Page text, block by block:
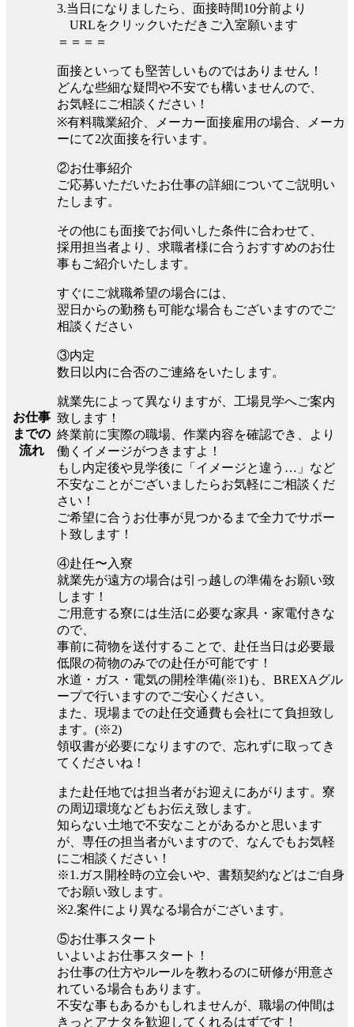
お仕事
までの
流れ
3.当日になりましたら、面接時間10分前より
URLをクリックいただきご入室願います
＝＝＝＝
面接といっても堅苦しいものではありません！
どんな些細な疑問や不安でも構いませんので、
お気軽にご相談ください！
※有料職業紹介、メーカー面接雇用の場合、メーカ
ーにて2次面接を行います。
②お仕事紹介
ご応募いただいたお仕事の詳細についてご説明い
たします。
その他にも面接でお伺いした条件に合わせて、
採用担当者より、求職者様に合うおすすめのお仕
事もご紹介いたします。
すぐにご就職希望の場合には、
翌日からの勤務も可能な場合もございますのでご
相談ください
③内定
数日以内に合否のご連絡をいたします。
就業先によって異なりますが、工場見学へご案内
致します！
終業前に実際の職場、作業内容を確認でき、より
働くイメージがつきますよ！
もし内定後や見学後に「イメージと違う…」など
不安なことがございましたらお気軽にご相談くだ
さい！
ご希望に合うお仕事が見つかるまで全力でサポー
ト致します！
④赴任〜入寮
就業先が遠方の場合は引っ越しの準備をお願い致
します！
ご用意する寮には生活に必要な家具・家電付きな
ので、
事前に荷物を送付することで、赴任当日は必要最
低限の荷物のみでの赴任が可能です！
水道・ガス・電気の開栓準備(※1)も、BREXAグル
ープで行いますのでご安心ください。
また、現場までの赴任交通費も会社にて負担致し
ます。(※2)
領収書が必要になりますので、忘れずに取ってき
てくださいね！
また赴任地では担当者がお迎えにあがります。寮
の周辺環境などもお伝え致します。
知らない土地で不安なことがあるかと思います
が、専任の担当者がいますので、なんでもお気軽
にご相談ください！
※1.ガス開栓時の立会いや、書類契約などはご自身
でお願い致します。
※2.案件により異なる場合がございます。
⑤お仕事スタート
いよいよお仕事スタート！
お仕事の仕方やルールを教わるのに研修が用意さ
れている場合もあります。
不安な事もあるかもしれませんが、職場の仲間は
きっとアナタを歓迎してくれるはずです！